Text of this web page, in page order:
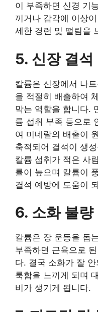
이 부족하면 신경 기
끼거나 감각에 이상
세한 경련 및 떨림을
5. 신장 결석
칼륨은 신장에서 나
을 적절히 배출하여
막는 역할을 합니다.
륨 섭취 부족 등으로
여 미네랄의 배출이
축적되어 결석이 생
칼륨 섭취가 적은 사
률이 높으며 칼륨이
결석 예방에 도움이
6. 소화 불량
칼륨은 장 운동을 돕
부족하면 근육으로
다. 결국 소화가 잘
룩함을 느끼게 되며
비가 생기게 됩니다.